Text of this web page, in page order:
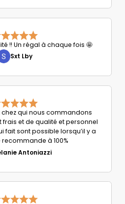
!! Un régal à chaque fois 🤩
Sxt Lby
chez qui nous commandons
et de qualité et personnel
fait sont possible lorsqu’il y a
à 100%
Antoniazzi